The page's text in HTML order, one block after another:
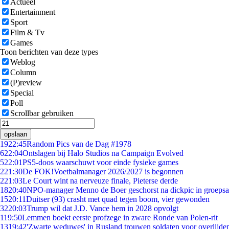
Actueel
Entertainment
Sport
Film & Tv
Games
Toon berichten van deze types
Weblog
Column
(P)review
Special
Poll
Scrollbar gebruiken
opslaan
1922:45Random Pics van de Dag #1978
622:04Ontslagen bij Halo Studios na Campaign Evolved
522:01PS5-doos waarschuwt voor einde fysieke games
221:30De FOK!Voetbalmanager 2026/2027 is begonnen
221:03Le Court wint na nerveuze finale, Pieterse derde
1820:40NPO-manager Menno de Boer geschorst na dickpic in
1520:11Duitser (93) crasht met quad tegen boom, vier gewonden
3220:03Trump wil dat J.D. Vance hem in 2028 opvolgt
119:50Lemmen boekt eerste profzege in zware Ronde van Polen-rit
1319:42'Zwarte weduwes' in Rusland trouwen soldaten voor